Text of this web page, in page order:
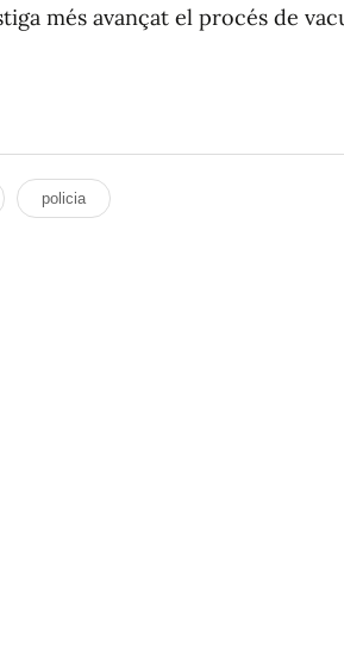
més avançat el procés de
policia